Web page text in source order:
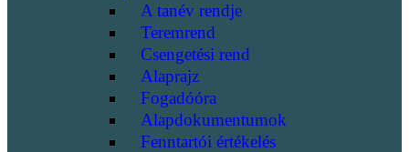
A tanév rendje
Teremrend
Csengetési rend
Alaprajz
Fogadóóra
Alapdokumentumok
Fenntartói értékelés